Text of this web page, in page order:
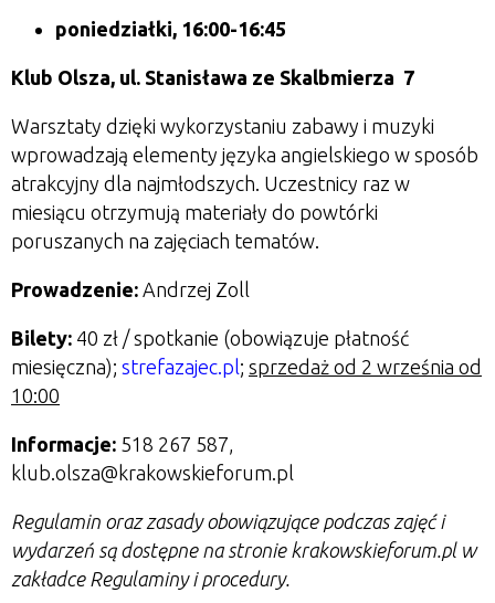
poniedziałki, 16:00-16:45
Klub Olsza, ul. Stanisława ze Skalbmierza 7
Warsztaty dzięki wykorzystaniu zabawy i muzyki
wprowadzają elementy języka angielskiego w sposób
atrakcyjny dla najmłodszych. Uczestnicy raz w
miesiącu otrzymują materiały do powtórki
poruszanych na zajęciach tematów.
Prowadzenie: Andrzej Zoll
Bilety: 40 zł / spotkanie (obowiązuje płatność
miesięczna); strefazajec.pl; sprzedaż od 2 września od
10:00
Informacje: 518 267 587,
klub.olsza@krakowskieforum.pl
Regulamin oraz zasady obowiązujące podczas zajęć i
wydarzeń są dostępne na stronie krakowskieforum.pl w
zakładce Regulaminy i procedury.